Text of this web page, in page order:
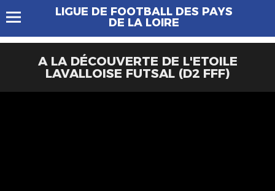
LIGUE DE FOOTBALL DES PAYS
DE LA LOIRE
A LA DÉCOUVERTE DE L'ETOILE
LAVALLOISE FUTSAL (D2 FFF)